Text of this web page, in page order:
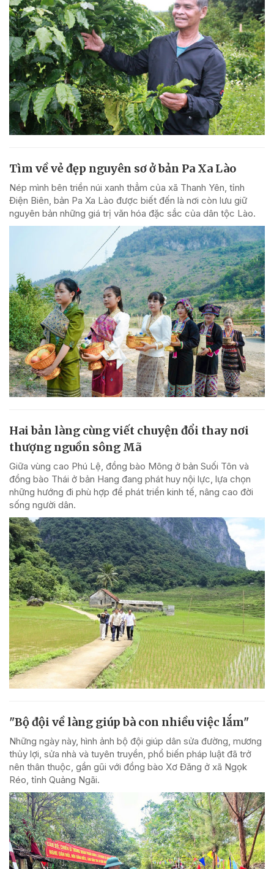
Tìm về vẻ đẹp nguyên sơ ở bản Pa Xa Lào
Nép mình bên triền núi xanh thẳm của xã Thanh Yên, tỉnh
Điện Biên, bản Pa Xa Lào được biết đến là nơi còn lưu giữ
nguyên bản những giá trị văn hóa đặc sắc của dân tộc Lào.
Hai bản làng cùng viết chuyện đổi thay nơi
thượng nguồn sông Mã
Giữa vùng cao Phú Lệ, đồng bào Mông ở bản Suối Tôn và
đồng bào Thái ở bản Hang đang phát huy nội lực, lựa chọn
những hướng đi phù hợp để phát triển kinh tế, nâng cao đời
sống người dân.
"Bộ đội về làng giúp bà con nhiều việc lắm"
Những ngày này, hình ảnh bộ đội giúp dân sửa đường, mương
thủy lợi, sửa nhà và tuyên truyền, phổ biến pháp luật đã trở
nên thân thuộc, gần gũi với đồng bào Xơ Đăng ở xã Ngọk
Réo, tỉnh Quảng Ngãi.